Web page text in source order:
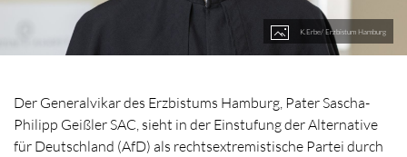
K.Erbe/ Erzbistum Hamburg
Der Generalvikar des Erzbistums Hamburg, Pater Sascha-
Philipp Geißler SAC, sieht in der Einstufung der Alternative
für Deutschland (AfD) als rechtsextremistische Partei durch